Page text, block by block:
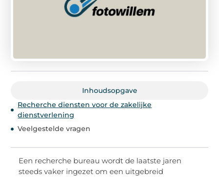
Inhoudsopgave
Recherche diensten voor de zakelijke
dienstverlening
Veelgestelde vragen
Een recherche bureau wordt de laatste jaren
steeds vaker ingezet om een uitgebreid